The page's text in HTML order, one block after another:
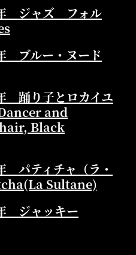
ジャズ フォル
ブルー・ヌード
踊り子とロカイユ
and
Black
パティチャ（ラ・
Sultane)
ジャッキー